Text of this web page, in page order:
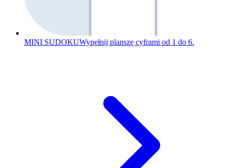
MINI SUDOKUWypełnij planszę cyframi od 1 do 6.